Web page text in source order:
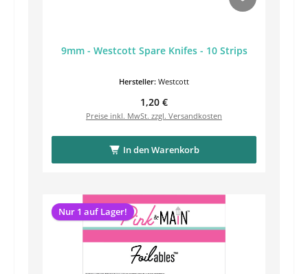
9mm - Westcott Spare Knifes - 10 Strips
Hersteller: Westcott
Regulärer Preis:
1,20 €
Preise inkl. MwSt. zzgl. Versandkosten
In den Warenkorb
Nur 1 auf Lager!